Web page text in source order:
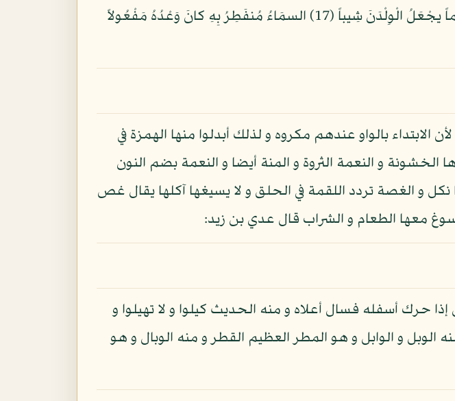
فِرْعَوْنُ الرّسولَ فَأَخَذْنَهُ أَخْذاً وَبِيلاً (16) فَكَيْف تَتّقُونَ إِن كَفَرْتمْ يَوْماً يجْعَلُ الْوِلْدَنَ شِيباً (17) السمَاءُ مُنفَطِرُ بِهِ كانَ وَعْدُهُ مَفْعُولاً
بالواو عندهم مكروه و لذلك أبدلوا منها الهمزة في
و النعمة الثروة و المنة أيضا و النعمة بضم النون
و الغصة تردد اللقمة في الحلق و لا يسيغها آكلها يقال غص
معها الطعام و الشراب قال عدي بن زيد:
حرك أسفله فسال أعلاه و منه الحديث كيلوا و لا تهيلوا و
و الوابل و هو المطر العظيم القطر و منه الوبال و هو